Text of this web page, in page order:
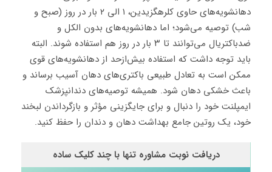
دهانشویه‌های حاوی کلرهگزیدین، ۱ الی ۲ بار در روز (صبح و
شب) توصیه می‌شود؛ اما دهانشویه‌های بدون الکل و
ضدباکتریال می‌توانند تا ۳ بار در روز هم استفاده شوند. البته
باید توجه داشت که استفاده بیش‌ازحد از دهانشویه‌های قوی
ممکن است به تعادل طبیعی باکتری‌های دهان آسیب برساند و
باعث خشکی دهان شود. همیشه توصیه‌های دندانپزشک
ایمپلنت خود را دنبال و برای جایگزینی مؤثر و بازگرداندن لبخند
خود، یک روتین جامع بهداشت دهان و دندان را حفظ کنید.
دریافت نوبت مشاوره تنها با چند کلیک ساده